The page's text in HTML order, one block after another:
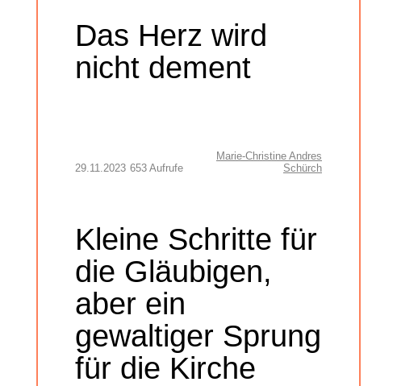
Das Herz wird
nicht dement
29.11.2023 653 Aufrufe
Marie-Christine Andres
Schürch
Kleine Schritte für
die Gläubigen,
aber ein
gewaltiger Sprung
für die Kirche